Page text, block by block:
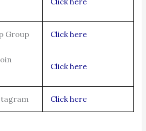
Group Click here
Click here
Click here